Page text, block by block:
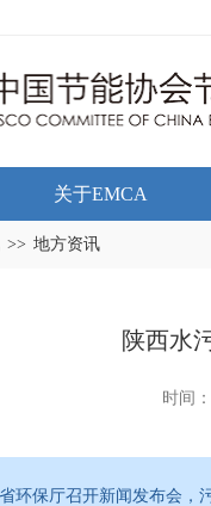
关于EMCA
>> 地方资讯
陕西水
时间
环保厅召开新闻发布会，